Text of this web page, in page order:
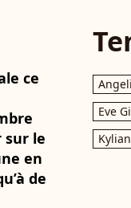
ce
sur le
en
de
Eve